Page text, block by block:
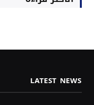
LATEST NEWS